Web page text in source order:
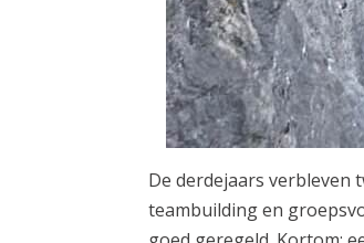
De derdejaars verbleven
teambuilding en